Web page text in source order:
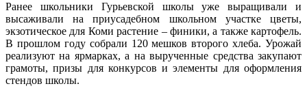
Ранее школьники Гурьевской школы уже выращивали и
высаживали на приусадебном школьном участке цветы,
экзотическое для Коми растение – финики, а также картофель.
В прошлом году собрали 120 мешков второго хлеба. Урожай
реализуют на ярмарках, а на вырученные средства закупают
грамоты, призы для конкурсов и элементы для оформления
стендов школы.